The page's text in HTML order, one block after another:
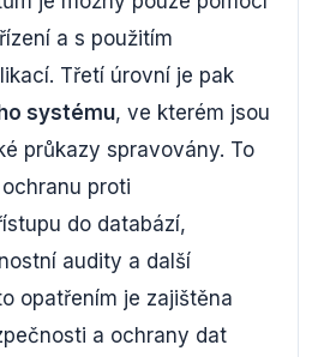
a s použitím
Třetí úrovní je pak
systému, ve kterém jsou
průkazy spravovány. To
proti
do databází,
audity a další
opatřením je zajištěna
a ochrany dat